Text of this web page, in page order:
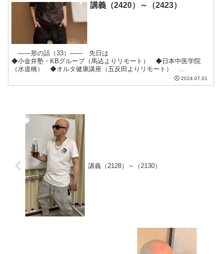
講義（2420）～（2423）
――形の話（33）―― 先日は
◆小金井塾・KBグループ（馬込よりリモート） ◆日本中医学院
（水道橋） ◆オルタ健康講座（五反田よりリモート） ...
2024.07.01
講義（2128）～（2130）